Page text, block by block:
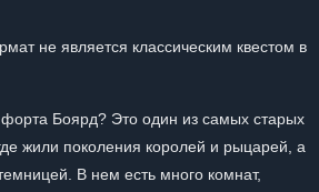
не является классическим квестом в
Боярд? Это один из самых старых
жили поколения королей и рыцарей, а
В нем есть много комнат,